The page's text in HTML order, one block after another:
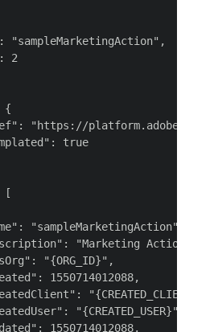
"sampleMarketingAction",
2
{
"https://platform.adobe.io/
true
[
"sampleMarketingAction",
"Marketing Action
"{ORG_ID}",
1550714012088,
"{CREATED_CLIENT}",
"{CREATED_USER}",
1550714012088,